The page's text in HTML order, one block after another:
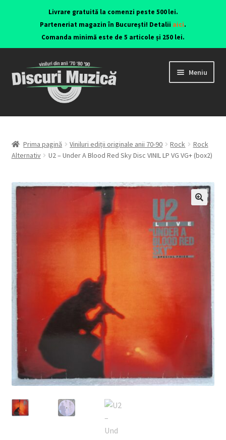
Livrare gratuită la comenzi peste 500 lei.
Parteneriat magazin în București! Detalii aici.
Comanda minimă este de 5 articole și 250 lei.
Meniu
Viniluri ediții originale anii 70-90
CD-uri originale
Contul meu
lei0,00
Prima pagină Viniluri ediții originale anii 70-90 Rock
Rock
Alternativ
U2 ‎– Under A Blood Red Sky Disc VINIL LP VG VG+ (box2)
🔍